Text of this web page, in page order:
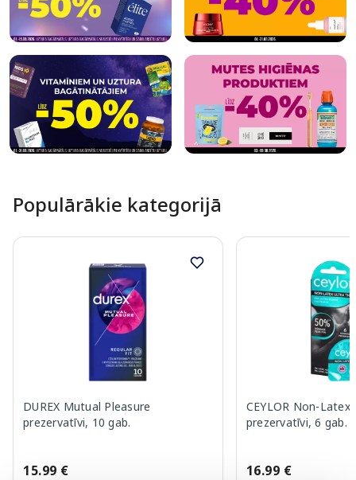
Populārākie kategorijā
DUREX Mutual Pleasure
prezervatīvi, 10 gab.
15.99 €
CEYLOR Non-Latex
prezervatīvi, 6 gab.
16.99 €